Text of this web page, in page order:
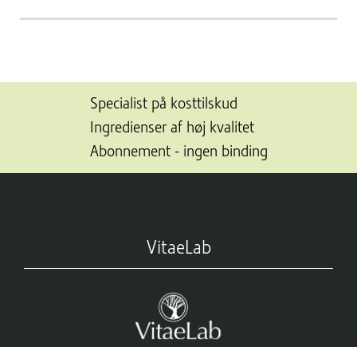
Specialist på kosttilskud
Ingredienser af høj kvalitet
Abonnement - ingen binding
VitaeLab